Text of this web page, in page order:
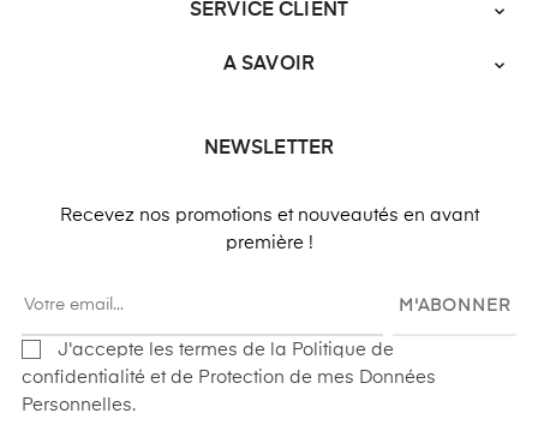
SERVICE CLIENT 
A SAVOIR 
NEWSLETTER
Recevez nos promotions et nouveautés en avant
première !
M'ABONNER
J'accepte les termes de la Politique de
confidentialité et de Protection de mes Données
Personnelles.